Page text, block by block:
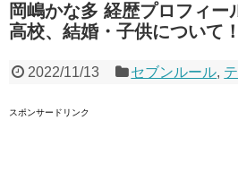
岡嶋かな多 経歴プロフィー
高校、結婚・子供について！
2022/11/13 セブンルール,
スポンサードリンク